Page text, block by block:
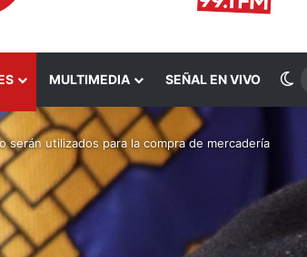
MULTIMEDIA SEÑAL EN VIVO
serán utilizados para la compra de mercadería